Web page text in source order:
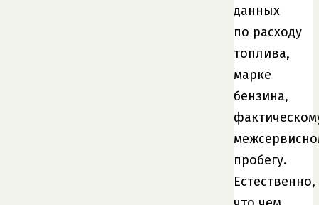
данных
по расходу
топлива,
марке
бензина,
пробегу.
Естественно,